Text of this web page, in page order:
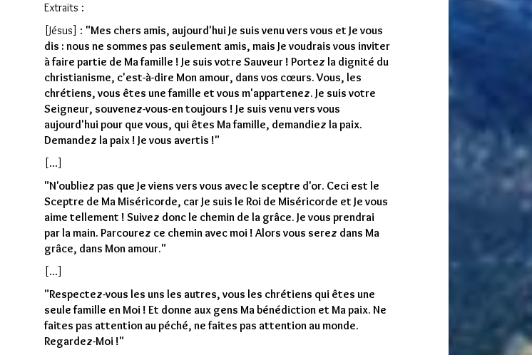
Extraits :
[Jésus] : "Mes chers amis, aujourd'hui Je suis venu vers vous et Je vous
dis : nous ne sommes pas seulement amis, mais Je voudrais vous inviter
à faire partie de Ma famille ! Je suis votre Sauveur ! Portez la dignité du
christianisme, c'est-à-dire Mon amour, dans vos cœurs. Vous, les
chrétiens, vous êtes une famille et vous m'appartenez. Je suis votre
Seigneur, souvenez-vous-en toujours ! Je suis venu vers vous
aujourd'hui pour que vous, qui êtes Ma famille, demandiez la paix.
Demandez la paix ! Je vous avertis !"
[...]
"N'oubliez pas que Je viens vers vous avec le sceptre d'or. Ceci est le
Sceptre de Ma Miséricorde, car Je suis le Roi de Miséricorde et Je vous
aime tellement ! Suivez donc le chemin de la grâce. Je vous prendrai
par la main. Parcourez ce chemin avec moi ! Alors vous serez dans Ma
grâce, dans Mon amour."
[...]
"Respectez-vous les uns les autres, vous les chrétiens qui êtes une
seule famille en Moi ! Et donne aux gens Ma bénédiction et Ma paix. Ne
faites pas attention au péché, ne faites pas attention au monde.
Regardez-Moi !"